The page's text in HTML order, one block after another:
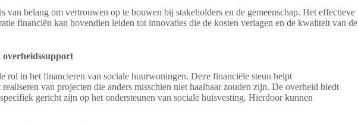
van belang om vertrouwen op te bouwen bij stakeholders en de gemeenschap. Het effectieve
financiën kan bovendien leiden tot innovaties die de kosten verlagen en de kwaliteit van de
overheidssupport
rol in het financieren van sociale huurwoningen. Deze financiële steun helpt
van projecten die anders misschien niet haalbaar zouden zijn. De overheid biedt
gericht zijn op het ondersteunen van sociale huisvesting. Hierdoor kunnen